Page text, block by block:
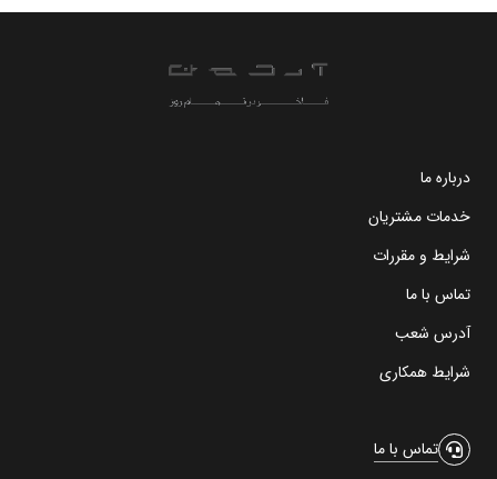
درباره ما
خدمات مشتریان
شرایط و مقررات
تماس با ما
آدرس شعب
شرایط همکاری
تماس با ما